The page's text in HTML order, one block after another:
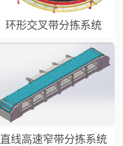
环形交叉带分拣系统
直线高速窄带分拣系统